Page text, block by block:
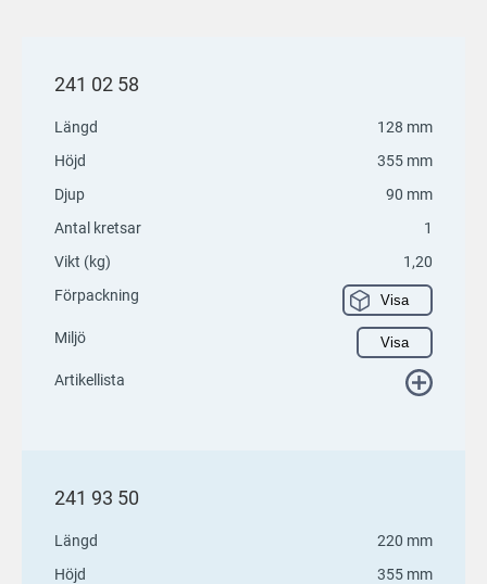
241 02 58
Längd
128 mm
Höjd
355 mm
Djup
90 mm
Antal kretsar
1
Vikt (kg)
1,20
Förpackning
Visa
Miljö Visa
Artikellista
241 93 50
Längd
220 mm
Höjd
355 mm